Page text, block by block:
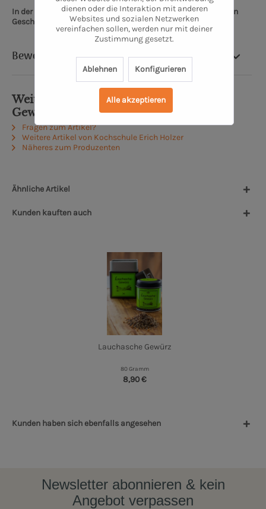
In der Kochschule Oldenburg kommt einfach jeder auf seinen
Geschmack.
Bewertung
Weiterführende Links zu "Bar­be­cue
Gewürz"
Fragen zum Artikel?
Weitere Artikel von Kochschule Erich Holzer
Näheres zum Produzenten
Ähnliche Artikel
Kunden kauften auch
Lauch­asche Gewürz
80 Gramm
8,90 €
Kunden haben sich ebenfalls angesehen
Newsletter abonnieren & kein
Angebot verpassen
dienen oder die Interaktion mit anderen
Websites und sozialen Netzwerken
vereinfachen sollen, werden nur mit deiner
Zustimmung gesetzt.
Ablehnen Konfigurieren
Alle akzeptieren